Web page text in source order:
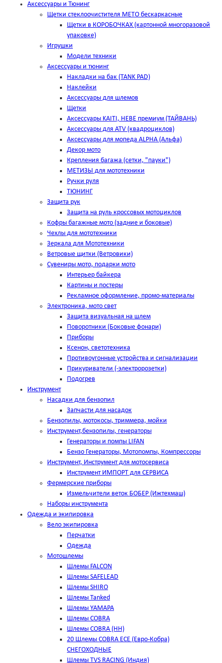
Аксессуары и Тюнинг
Щетки стеклоочистителя METO бескаркасные
Щетки в КОРОБОЧКАХ (картонной многоразовой
упаковке)
Игрушки
Модели техники
Аксессуары и тюнинг
Накладки на бак (TANK PAD)
Наклейки
Аксессуары для шлемов
Щетки
Аксессуары KAITI, HEBE премиум (ТАЙВАНЬ)
Аксессуары для ATV (квадроциклов)
Аксессуары для мопеда ALPHA (Альфа)
Декор мото
Крепления багажа (сетки, "пауки")
МЕТИЗЫ для мототехники
Ручки руля
ТЮНИНГ
Защита рук
Защита на руль кроссовых мотоциклов
Кофры багажные мото (задние и боковые)
Чехлы для мототехники
Зеркала для Мототехники
Ветровые щитки (Ветровики)
Сувениры мото, подарки мото
Интерьер байкера
Картины и постеры
Рекламное оформление, промо-материалы
Электроника, мото свет
Защита визуальная на шлем
Поворотники (Боковые фонари)
Приборы
Ксенон, светотехника
Противоугонные устройства и сигнализации
Прикуриватели (-электророзетки)
Подогрев
Инструмент
Насадки для бензопил
Запчасти для насадок
Бензопилы, мотокосы, триммера, мойки
Инструмент,бензопилы, генераторы
Генераторы и помпы LIFAN
Бензо Генераторы, Мотопомпы, Компрессоры
Инструмент, Инструмент для мотосервиса
Инструмент ИМПОРТ для СЕРВИСА
Фермерские приборы
Измельчители веток БОБЕР (Ижтехмаш)
Наборы инструмента
Одежда и экипировка
Вело экипировка
Перчатки
Одежда
Мотошлемы
Шлемы FALCON
Шлемы SAFELEAD
Шлемы SHIRO
Шлемы Tanked
Шлемы YAMAPA
Шлемы COBRA
Шлемы COBRA (HH)
20 Шлемы COBRA ECE (Евро-Кобра)
СНЕГОХОДНЫЕ
Шлемы TVS RACING (Индия)